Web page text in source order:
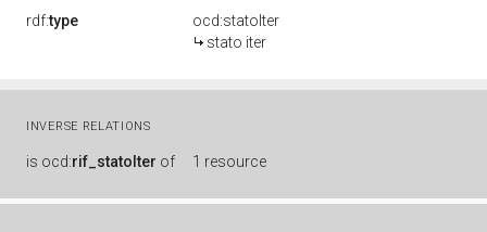
rdf:type
ocd:statoIter
stato iter
INVERSE RELATIONS
is ocd:rif_statoIter of 1 resource